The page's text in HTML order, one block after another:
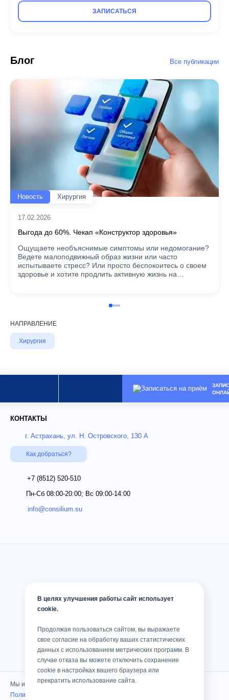
ЗАПИСАТЬСЯ
Блог Все публикации
Новость Хирургия
17.02.2026
Выгода до 60%. Чекап «Конструктор здоровья»
Ощущаете необъяснимые симптомы или недомогание?
Ведете малоподвижный образ жизни или часто
испытываете стресс? Или просто беспокоитесь о своем
здоровье и хотите продлить активную жизнь на…
НАПРАВЛЕНИЕ
Хирургия
КОНТАКТЫ
г. Астрахань, ул. Н. Островского, 130 А
Как добраться?
+7 (8512) 520-510
Пн-Сб 08:00-20:00; Вс 09:00-14:00
info@consilium.su
Мы используем cookies
Политика конфиденциальности
В целях улучшения работы сайт использует
cookie.
Продолжая пользоваться сайтом, вы выражаете
свое согласие на обработку ваших статистических
данных с использованием метрических программ. В
случае отказа вы можете отключить сохранение
cookie в настройках вашего браузера или
прекратить использование сайта.